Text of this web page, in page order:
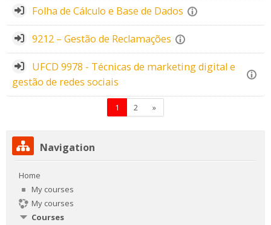
Folha de Cálculo e Base de Dados
9212 – Gestão de Reclamações
UFCD 9978 - Técnicas de marketing digital e
gestão de redes sociais
1 Page 1
2 Page 2
»Next page
Skip Navigation
Navigation
Home
My courses
My courses
Courses